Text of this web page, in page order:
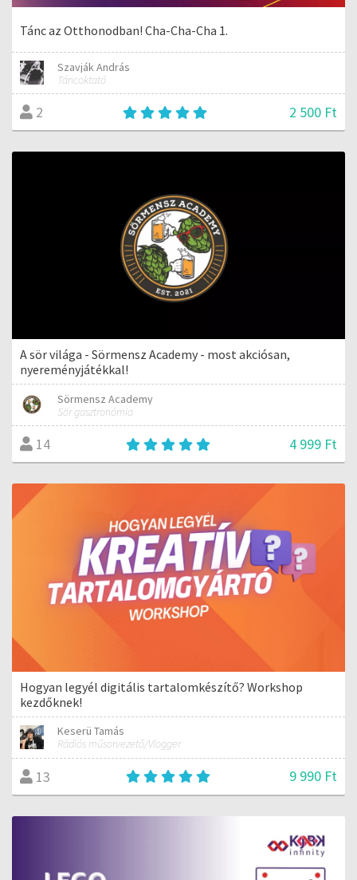
Tánc az Otthonodban! Cha-Cha-Cha 1.
Szavják András
Táncoktató
2 2 500 Ft
A sör világa - Sörmensz Academy - most akciósan,
nyereményjátékkal!
Sörmensz Academy
Sör gasztronómia
14 4 999 Ft
Hogyan legyél digitális tartalomkészítő? Workshop
kezdőknek!
Keserü Tamás
Rádiós műsorvezető/Vlogger
13 9 990 Ft